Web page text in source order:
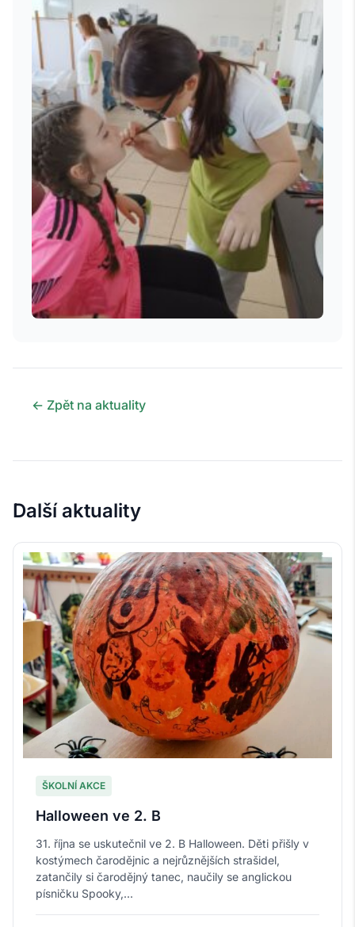
← Zpět na aktuality
Další aktuality
ŠKOLNÍ AKCE
Halloween ve 2. B
31. října se uskutečnil ve 2. B Halloween. Děti přišly v
kostýmech čarodějnic a nejrůznějších strašidel,
zatančily si čarodějný tanec, naučily se anglickou
písničku Spooky,...